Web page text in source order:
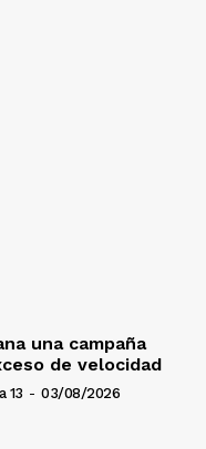
una campaña
de velocidad
13 - 03/08/2026